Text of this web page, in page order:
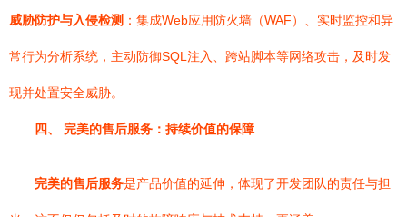
威胁防护与入侵检测 ：集成Web应用防火墙（WAF）、实时监控和异
常行为分析系统，主动防御SQL注入、跨站脚本等网络攻击，及时发
现并处置安全威胁。
四、 完美的售后服务：持续价值的保障
完美的售后服务是产品价值的延伸，体现了开发团队的责任与担